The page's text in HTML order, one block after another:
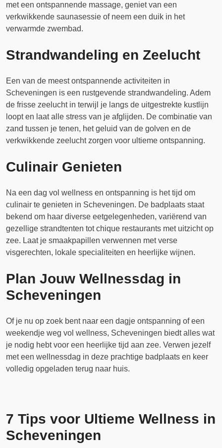
met een ontspannende massage, geniet van een
verkwikkende saunasessie of neem een duik in het
verwarmde zwembad.
Strandwandeling en Zeelucht
Een van de meest ontspannende activiteiten in
Scheveningen is een rustgevende strandwandeling. Adem
de frisse zeelucht in terwijl je langs de uitgestrekte kustlijn
loopt en laat alle stress van je afglijden. De combinatie van
zand tussen je tenen, het geluid van de golven en de
verkwikkende zeelucht zorgen voor ultieme ontspanning.
Culinair Genieten
Na een dag vol wellness en ontspanning is het tijd om
culinair te genieten in Scheveningen. De badplaats staat
bekend om haar diverse eetgelegenheden, variërend van
gezellige strandtenten tot chique restaurants met uitzicht op
zee. Laat je smaakpapillen verwennen met verse
visgerechten, lokale specialiteiten en heerlijke wijnen.
Plan Jouw Wellnessdag in
Scheveningen
Of je nu op zoek bent naar een dagje ontspanning of een
weekendje weg vol wellness, Scheveningen biedt alles wat
je nodig hebt voor een heerlijke tijd aan zee. Verwen jezelf
met een wellnessdag in deze prachtige badplaats en keer
volledig opgeladen terug naar huis.
7 Tips voor Ultieme Wellness in
Scheveningen